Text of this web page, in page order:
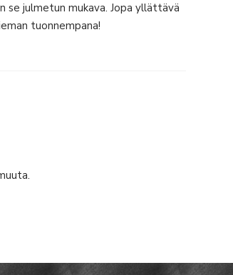
julmetun mukava. Jopa yllättävä
tuonnempana!